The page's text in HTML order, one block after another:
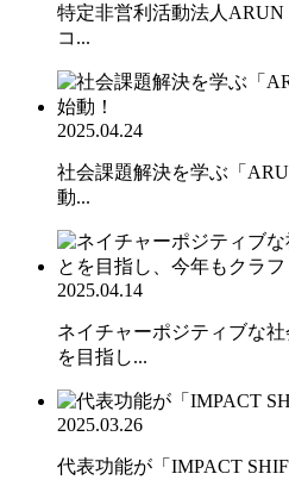
特定非営利活動法人ARUN
コ...
2025.04.24
社会課題解決を学ぶ「
動...
2025.04.14
ネイチャーポジティブな
を目指し...
2025.03.26
代表功能が「IMPACT